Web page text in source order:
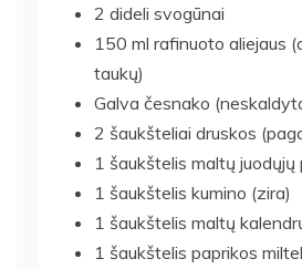
2 dideli svogūnai
150 ml rafinuoto aliejaus
taukų)
Galva česnako
2 šaukšteliai druskos
1 šaukštelis maltų juodųjų
1 šaukštelis kumino (zira)
1 šaukštelis maltų
1 šaukštelis paprikos